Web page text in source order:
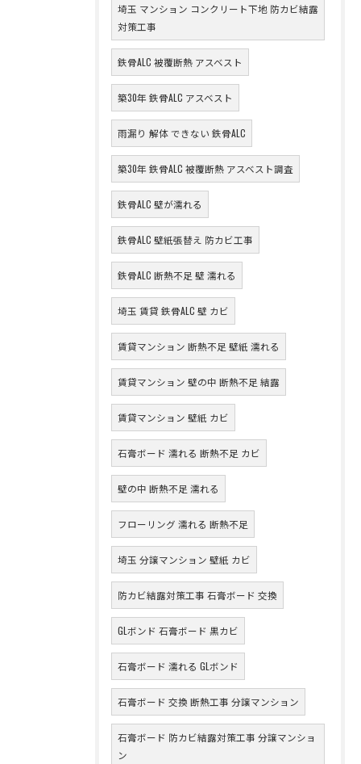
埼玉 マンション コンクリート下地 防カビ結露
対策工事
鉄骨ALC 被覆断熱 アスベスト
築30年 鉄骨ALC アスベスト
雨漏り 解体 できない 鉄骨ALC
築30年 鉄骨ALC 被覆断熱 アスベスト調査
鉄骨ALC 壁が濡れる
鉄骨ALC 壁紙張替え 防カビ工事
鉄骨ALC 断熱不足 壁 濡れる
埼玉 賃貸 鉄骨ALC 壁 カビ
賃貸マンション 断熱不足 壁紙 濡れる
賃貸マンション 壁の中 断熱不足 結露
賃貸マンション 壁紙 カビ
石膏ボード 濡れる 断熱不足 カビ
壁の中 断熱不足 濡れる
フローリング 濡れる 断熱不足
埼玉 分譲マンション 壁紙 カビ
防カビ結露対策工事 石膏ボード 交換
GLボンド 石膏ボード 黒カビ
石膏ボード 濡れる GLボンド
石膏ボード 交換 断熱工事 分譲マンション
石膏ボード 防カビ結露対策工事 分譲マンショ
ン